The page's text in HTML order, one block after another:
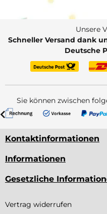
Unsere
Schneller Versand dank
Deutsche
Sie können zwischen
Kontaktinformationen
Informationen
Gesetzliche
Vertrag widerrufen